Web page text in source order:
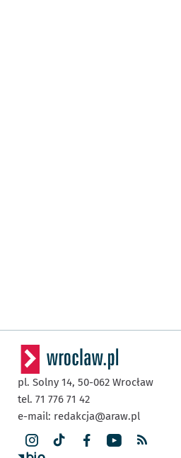
pl. Solny 14, 50-062 Wrocław
tel. 71 776 71 42
e-mail: redakcja@araw.pl